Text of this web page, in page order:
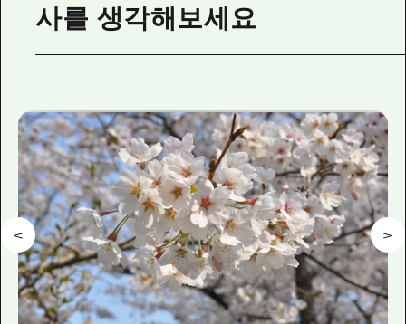
사를 생각해보세요